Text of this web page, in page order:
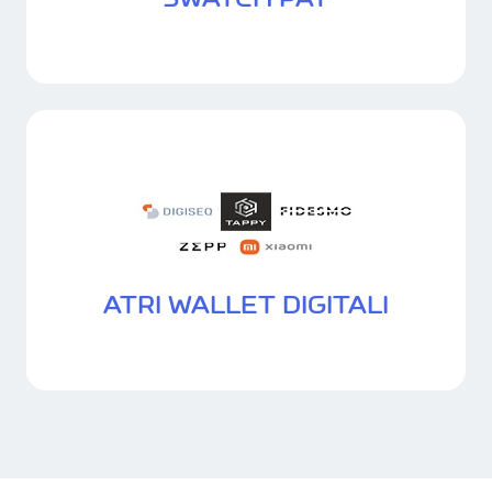
ATRI WALLET DIGITALI